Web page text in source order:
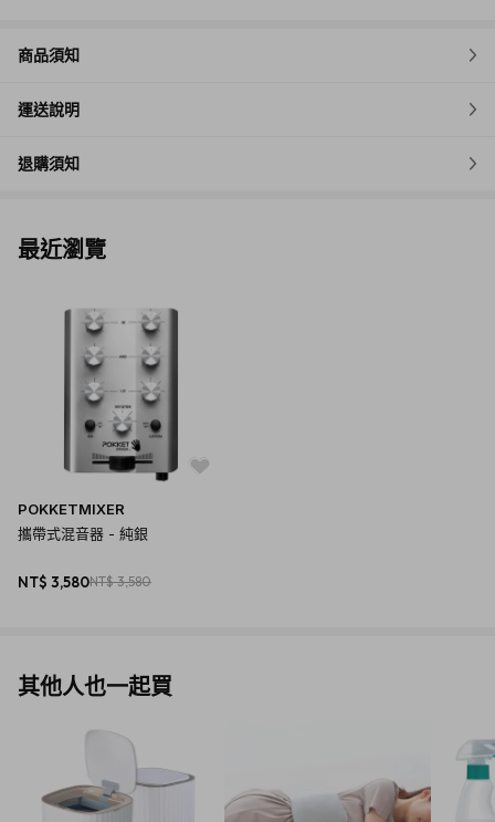
商品須知
運送說明
退購須知
最近瀏覽
POKKETMIXER
攜帶式混音器 - 純銀
NT$ 3,580NT$ 3,580
其他人也一起買